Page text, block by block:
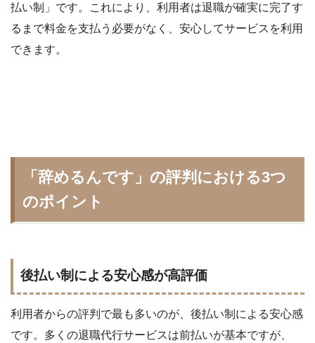
払い制」です。これにより、利用者は退職が確実に完了す
るまで料金を支払う必要がなく、安心してサービスを利用
できます。
「辞めるんです」の評判における3つ
のポイント
後払い制による安心感が高評価
利用者からの評判で最も多いのが、後払い制による安心感
です。多くの退職代行サービスは前払いが基本ですが、